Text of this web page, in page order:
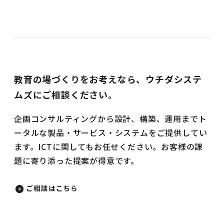
教育の場づくりをお考えなら、ウチダシステ
ムズにご相談ください。
企画コンサルティングから設計、構築、運用までト
ータルな製品・サービス・システムをご提供してい
ます。ICTに関してもお任せください。お客様の課
題に寄り添った提案が得意です。
ご相談はこちら